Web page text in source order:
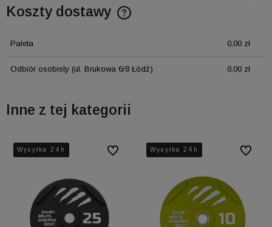
Koszty dostawy
Paleta 0,00 zł
Odbiór osobisty(ul. Brukowa 6/8 Łódź) 0,00 zł
Inne z tej kategorii
Wysyłka 24h
Wysyłka 24h
Wysyłka 24h Do ulubionych
Do ulubionychWysyłka 24h
Wysyłka 24h
Wysyłka 24h Do
Do